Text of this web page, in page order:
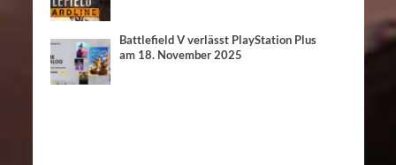
Battlefield V verlässt PlayStation Plus
am 18. November 2025